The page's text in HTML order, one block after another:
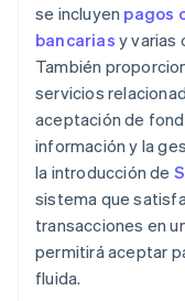
se incluyen pagos
bancarias y varias
También
servicios
aceptación de
información y la
la introducción de
sistema que
transacciones en
permitirá aceptar
fluida.